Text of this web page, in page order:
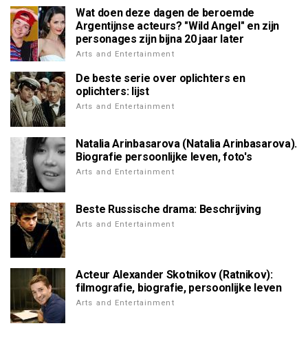
Wat doen deze dagen de beroemde
Argentijnse acteurs? "Wild Angel" en zijn
personages zijn bijna 20 jaar later
Arts and Entertainment
De beste serie over oplichters en
oplichters: lijst
Arts and Entertainment
Natalia Arinbasarova (Natalia Arinbasarova).
Biografie persoonlijke leven, foto's
Arts and Entertainment
Beste Russische drama: Beschrijving
Arts and Entertainment
Acteur Alexander Skotnikov (Ratnikov):
filmografie, biografie, persoonlijke leven
Arts and Entertainment